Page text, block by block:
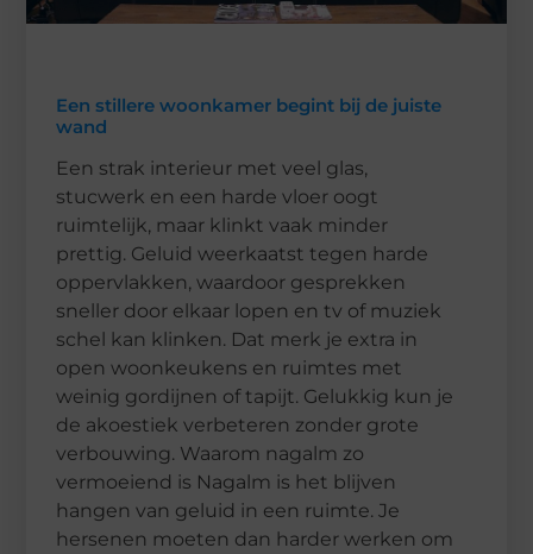
Een stillere woonkamer begint bij de juiste
wand
Een strak interieur met veel glas,
stucwerk en een harde vloer oogt
ruimtelijk, maar klinkt vaak minder
prettig. Geluid weerkaatst tegen harde
oppervlakken, waardoor gesprekken
sneller door elkaar lopen en tv of muziek
schel kan klinken. Dat merk je extra in
open woonkeukens en ruimtes met
weinig gordijnen of tapijt. Gelukkig kun je
de akoestiek verbeteren zonder grote
verbouwing. Waarom nagalm zo
vermoeiend is Nagalm is het blijven
hangen van geluid in een ruimte. Je
hersenen moeten dan harder werken om